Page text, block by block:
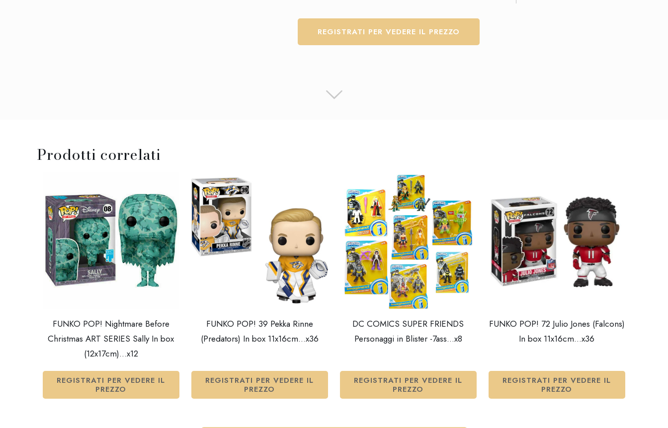
REGISTRATI PER VEDERE IL PREZZO
Prodotti correlati
FUNKO POP! Nightmare Before
Christmas ART SERIES Sally In box
(12x17cm)…x12
REGISTRATI PER VEDERE IL
PREZZO
FUNKO POP! 39 Pekka Rinne
(Predators) In box 11x16cm…x36
REGISTRATI PER VEDERE IL
PREZZO
DC COMICS SUPER FRIENDS
Personaggi in Blister -7ass…x8
REGISTRATI PER VEDERE IL
PREZZO
FUNKO POP! 72 Julio Jones (Falcons)
In box 11x16cm…x36
REGISTRATI PER VEDERE IL
PREZZO